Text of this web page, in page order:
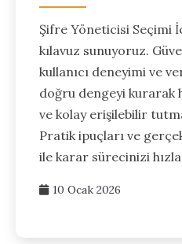
Şifre Yöneticisi Seçimi
kılavuz sunuyoruz.
kullanıcı deneyimi ve
doğru dengeyi kurarak
ve kolay erişilebilir
Pratik ipuçları ve
ile karar sürecinizi
10 Ocak 2026